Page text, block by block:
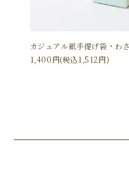
カジュアル紙手提げ袋・
1,400円(税込1,512円)